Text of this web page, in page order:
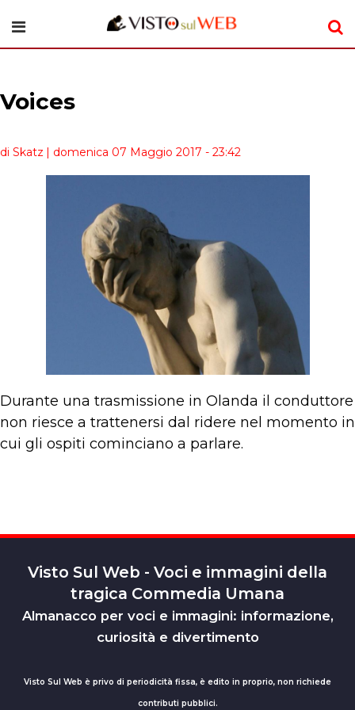
Voices
di Skatz | domenica 07 Maggio 2017 - 23:42
Durante una trasmissione in Olanda il conduttore
non riesce a trattenersi dal ridere nel momento in
cui gli ospiti cominciano a parlare.
Visto Sul Web - Voci e immagini della
tragica Commedia Umana
Almanacco per voci e immagini: informazione,
curiosità e divertimento
Visto Sul Web è privo di periodicità fissa, è edito in proprio, non richiede
contributi pubblici.